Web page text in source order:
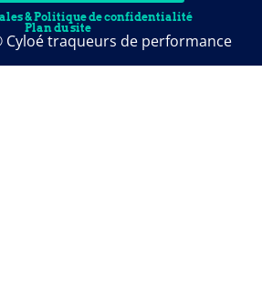
& Politique de confidentialité
Plan du site
Cyloé traqueurs de performance